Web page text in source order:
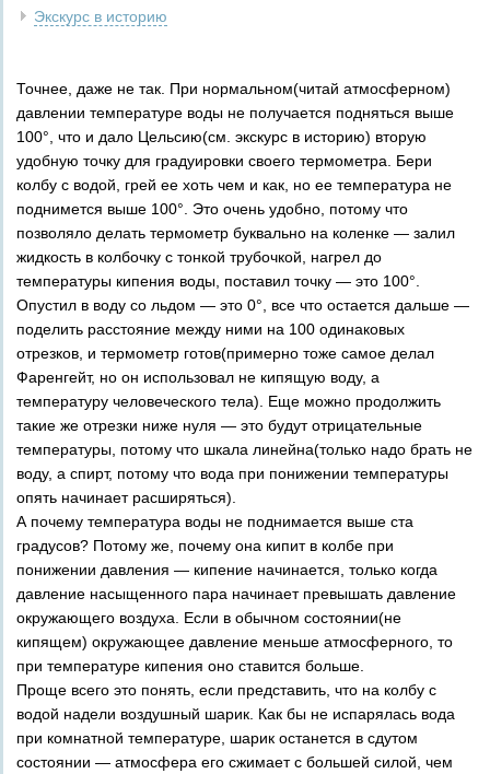
Экскурс в историю
Точнее, даже не так. При нормальном(читай атмосферном)
давлении температуре воды не получается подняться выше
100°, что и дало Цельсию(см. экскурс в историю) вторую
удобную точку для градуировки своего термометра. Бери
колбу с водой, грей ее хоть чем и как, но ее температура не
поднимется выше 100°. Это очень удобно, потому что
позволяло делать термометр буквально на коленке — залил
жидкость в колбочку с тонкой трубочкой, нагрел до
температуры кипения воды, поставил точку — это 100°.
Опустил в воду со льдом — это 0°, все что остается дальше —
поделить расстояние между ними на 100 одинаковых
отрезков, и термометр готов(примерно тоже самое делал
Фаренгейт, но он использовал не кипящую воду, а
температуру человеческого тела). Еще можно продолжить
такие же отрезки ниже нуля — это будут отрицательные
температуры, потому что шкала линейна(только надо брать не
воду, а спирт, потому что вода при понижении температуры
опять начинает расширяться).
А почему температура воды не поднимается выше ста
градусов? Потому же, почему она кипит в колбе при
понижении давления — кипение начинается, только когда
давление насыщенного пара начинает превышать давление
окружающего воздуха. Если в обычном состоянии(не
кипящем) окружающее давление меньше атмосферного, то
при температуре кипения оно ставится больше.
Проще всего это понять, если представить, что на колбу с
водой надели воздушный шарик. Как бы не испарялась вода
при комнатной температуре, шарик останется в сдутом
состоянии — атмосфера его сжимает с большей силой, чем